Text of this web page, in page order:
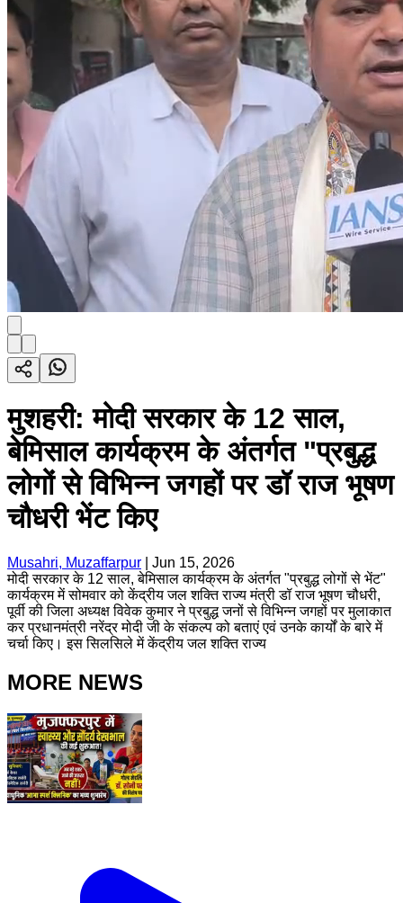
मुशहरी: मोदी सरकार के 12 साल,
बेमिसाल कार्यक्रम के अंतर्गत "प्रबुद्ध
लोगों से विभिन्न जगहों पर डॉ राज भूषण
चौधरी भेंट किए
Musahri, Muzaffarpur
Jun 15, 2026
मोदी सरकार के 12 साल, बेमिसाल कार्यक्रम के अंतर्गत "प्रबुद्ध लोगों से भेंट"
कार्यक्रम में सोमवार को केंद्रीय जल शक्ति राज्य मंत्री डॉ राज भूषण चौधरी,
पूर्वी की जिला अध्यक्ष विवेक कुमार ने प्रबुद्ध जनों से विभिन्न जगहों पर मुलाकात
कर प्रधानमंत्री नरेंद्र मोदी जी के संकल्प को बताएं एवं उनके कार्यों के बारे में
चर्चा किए। इस सिलसिले में केंद्रीय जल शक्ति राज्य
MORE NEWS